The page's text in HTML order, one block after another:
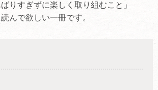
りすぎずに楽しく取り組むこと」
んで欲しい一冊です。